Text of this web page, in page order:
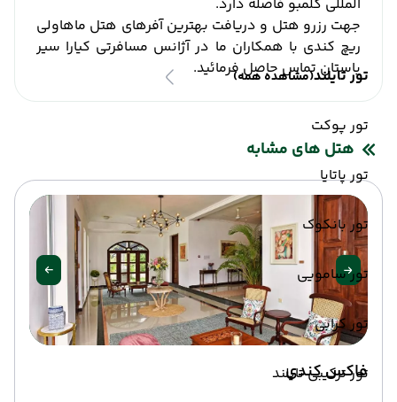
تور تایلند(مشاهده همه)
تور پوکت
تور پاتایا
تور بانکوک
تور سامویی
تور کرابی
تور ترکیبی تایلند
المللی کلمبو فاصله دارد.
جهت رزرو هتل و دریافت بهترین آفرهای هتل ماهاولی
ریچ کندی با همکاران ما در آژانس مسافرتی کیارا سیر
باستان تماس حاصل فرمائید.
هتل های مشابه
فاکس کندی